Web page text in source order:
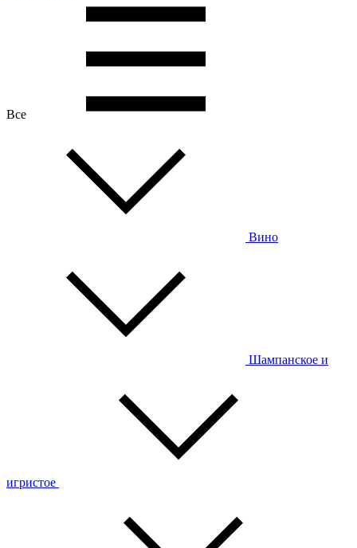
Все
Вино
Шампанское и
игристое